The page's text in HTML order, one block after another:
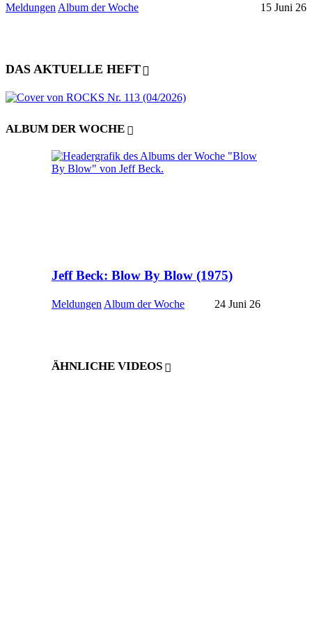
Meldungen Album der Woche 15 Juni 26
DAS AKTUELLE HEFT
ALBUM DER WOCHE
Jeff Beck: Blow By Blow (1975)
Meldungen Album der Woche 24 Juni 26
ÄHNLICHE VIDEOS